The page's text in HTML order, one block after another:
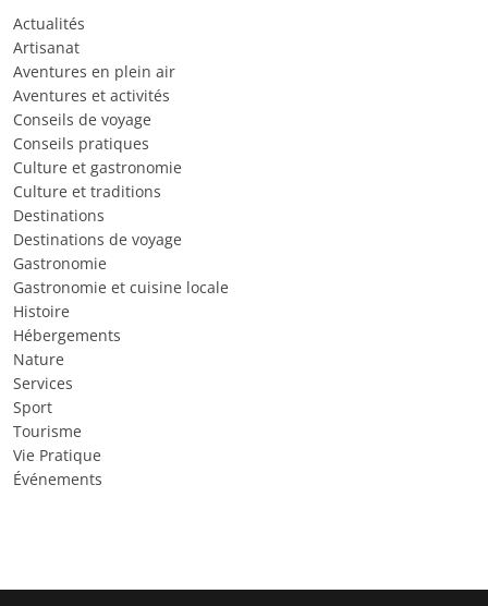
Actualités
Artisanat
Aventures en plein air
Aventures et activités
Conseils de voyage
Conseils pratiques
Culture et gastronomie
Culture et traditions
Destinations
Destinations de voyage
Gastronomie
Gastronomie et cuisine locale
Histoire
Hébergements
Nature
Services
Sport
Tourisme
Vie Pratique
Événements